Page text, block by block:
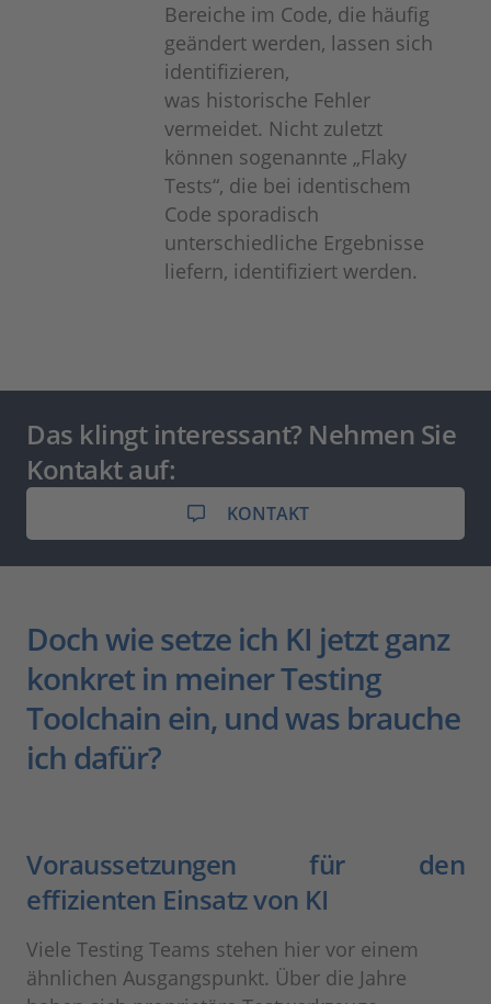
Bereiche im Code, die häufig
geändert werden, lassen sich
identifizieren,
was historische Fehler
vermeidet. Nicht zuletzt
können sogenannte „Flaky
Tests“, die bei identischem
Code sporadisch
unterschiedliche Ergebnisse
liefern, identifiziert werden.
Das klingt interessant? Nehmen Sie
Kontakt auf:
KONTAKT
Doch wie setze ich KI jetzt ganz
konkret in meiner Testing
Toolchain ein, und was brauche
ich dafür?
Voraussetzungen für den
effizienten Einsatz von KI
Viele Testing Teams stehen hier vor einem
ähnlichen Ausgangspunkt. Über die Jahre